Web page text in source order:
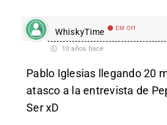
WhiskyTime EM Off
10 años hace
Pablo Iglesias llegando 20
atasco a la entrevista de
Ser xD